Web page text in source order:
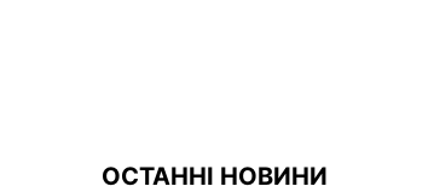
ОСТАННІ НОВИНИ